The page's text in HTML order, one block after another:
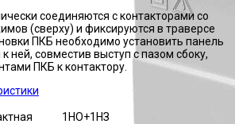
соединяются с контакторами со
(сверху) и фиксируются в траверсе
ПКБ необходимо установить панель
к ней, совместив выступ с пазом сбоку,
ПКБ к контактору.
1НО+1НЗ